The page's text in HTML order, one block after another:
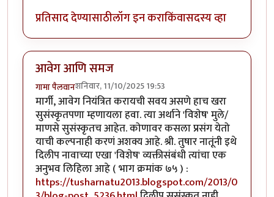
प्रतिसाद देण्यासाठीलॉग इन कराकिंवासदस्य व्हा
आवेग आणि समज
गामा पैलवानशनिवार, 11/10/2025 19:53
मार्गी, आवेग नियंत्रित करायची सवय असणे हाच खरा
सुसंस्कृतपणा म्हणायला हवा. त्या अर्थाने 'विशेष' मुले/
माणसे सुसंस्कृतच आहेत. कोणावर कसला प्रसंग येतो
याची कल्पनाही करणं अशक्य आहे. श्री. तुषार नातूंनी इथे
दिलीप नावाच्या एखा 'विशेष' व्यक्तीसंबंधी त्यांचा एक
अनुभव लिहिला आहे ( भाग क्रमांक ७५ ) :
https://tusharnatu2013.blogspot.com/2013/0